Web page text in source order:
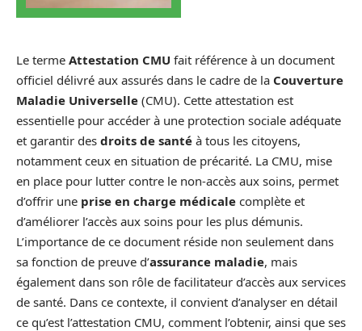
Le terme Attestation CMU fait référence à un document
officiel délivré aux assurés dans le cadre de la Couverture
Maladie Universelle (CMU). Cette attestation est
essentielle pour accéder à une protection sociale adéquate
et garantir des droits de santé à tous les citoyens,
notamment ceux en situation de précarité. La CMU, mise
en place pour lutter contre le non-accès aux soins, permet
d’offrir une prise en charge médicale complète et
d’améliorer l’accès aux soins pour les plus démunis.
L’importance de ce document réside non seulement dans
sa fonction de preuve d’assurance maladie, mais
également dans son rôle de facilitateur d’accès aux services
de santé. Dans ce contexte, il convient d’analyser en détail
ce qu’est l’attestation CMU, comment l’obtenir, ainsi que ses